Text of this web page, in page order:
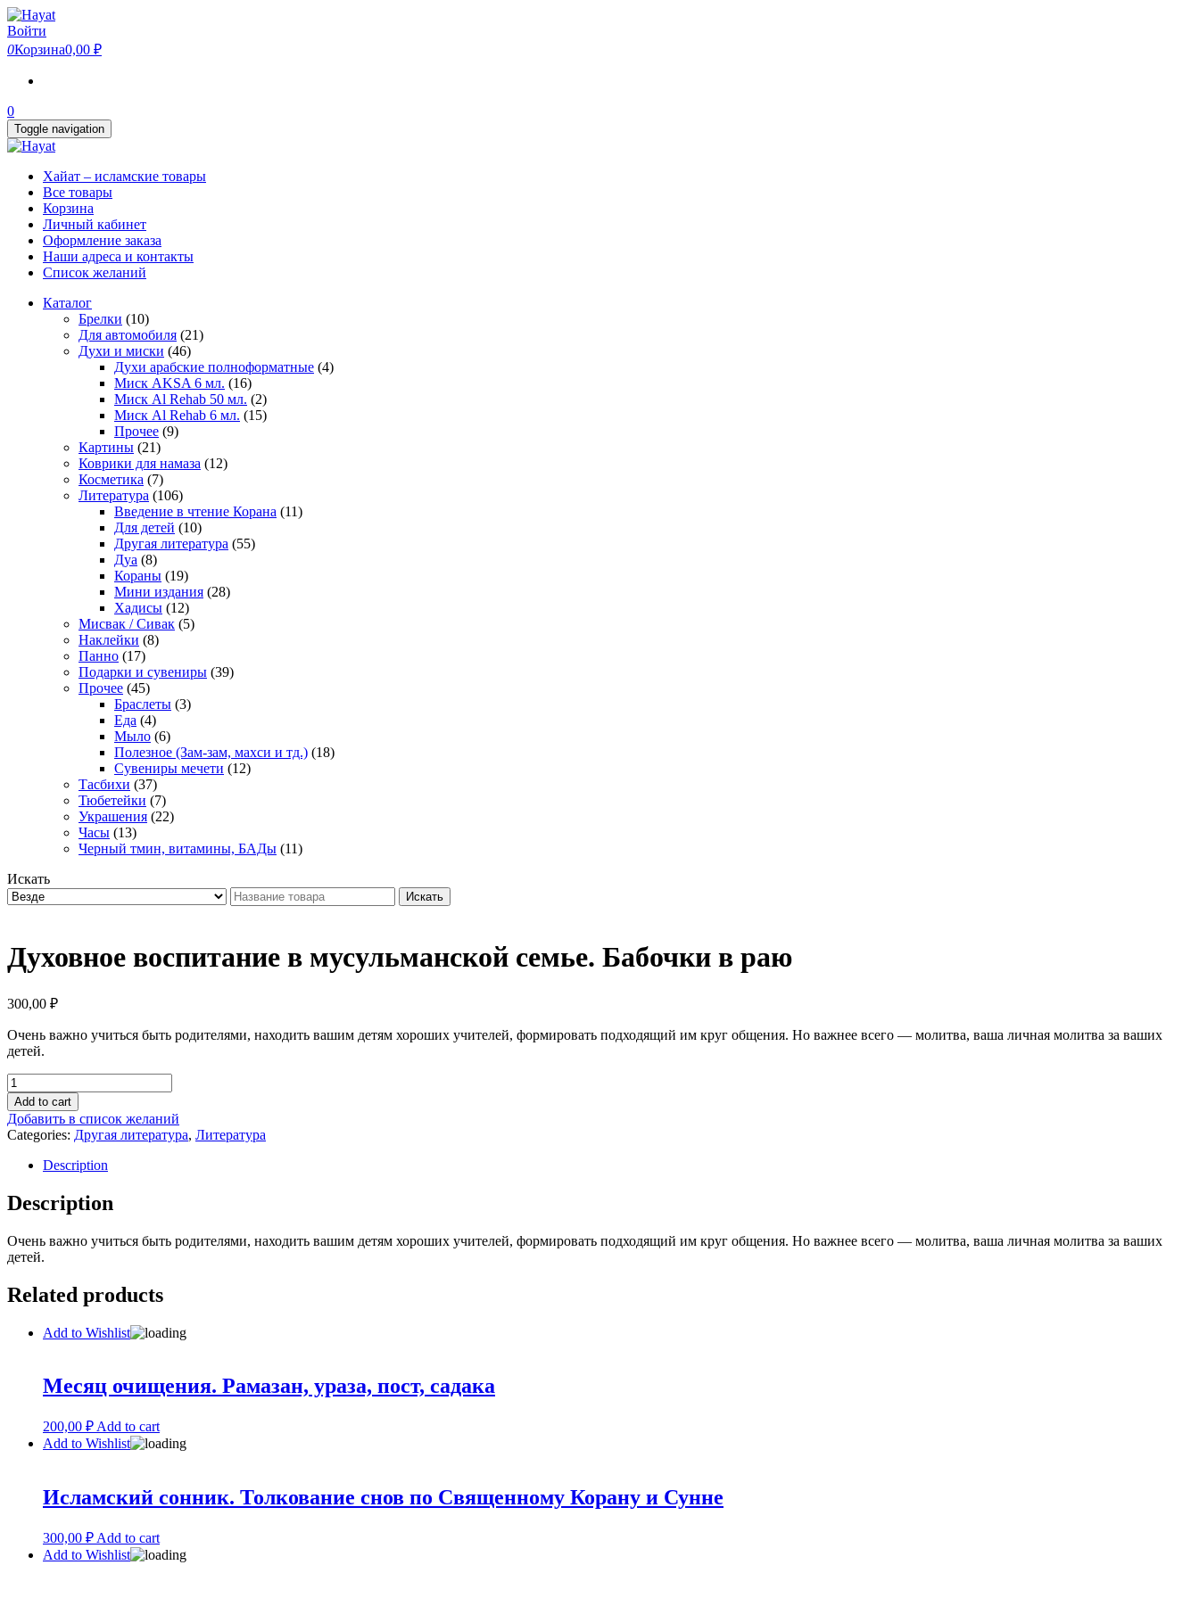
Skip
to
the
content
Войти
0Корзина0,00 ₽
0
Toggle navigation
Хайат – исламские товары
Все товары
Корзина
Личный кабинет
Оформление заказа
Наши адреса и контакты
Список желаний
Каталог
Брелки (10)
Для автомобиля (21)
Духи и миски (46)
Духи арабские полноформатные (4)
Миск AKSA 6 мл. (16)
Миск Al Rehab 50 мл. (2)
Миск Al Rehab 6 мл. (15)
Прочее (9)
Картины (21)
Коврики для намаза (12)
Косметика (7)
Литература (106)
Введение в чтение Корана (11)
Для детей (10)
Другая литература (55)
Дуа (8)
Кораны (19)
Мини издания (28)
Хадисы (12)
Мисвак / Сивак (5)
Наклейки (8)
Панно (17)
Подарки и сувениры (39)
Прочее (45)
Браслеты (3)
Еда (4)
Мыло (6)
Полезное (Зам-зам, махси и тд.) (18)
Сувениры мечети (12)
Тасбихи (37)
Тюбетейки (7)
Украшения (22)
Часы (13)
Черный тмин, витамины, БАДы (11)
Искать
Искать
Духовное воспитание в мусульманской семье. Бабочки в раю
300,00 ₽
Очень важно учиться быть родителями, находить вашим детям хороших учителей, формировать подходящий им круг общения. Но важнее всего — молитва, ваша личная молитва за ваших
детей.
Духовное
воспитание
в
мусульманской
семье.
Бабочки
раю
quantity
Add to cart
Добавить в список желаний
Categories: Другая литература, Литература
Description
Description
Очень важно учиться быть родителями, находить вашим детям хороших учителей, формировать подходящий им круг общения. Но важнее всего — молитва, ваша личная молитва за ваших
детей.
Related products
Add to Wishlist
Месяц очищения. Рамазан, ураза, пост, садака
200,00 ₽ Add to cart
Add to Wishlist
Исламский сонник. Толкование снов по Священному Корану и Сунне
300,00 ₽ Add to cart
Add to Wishlist